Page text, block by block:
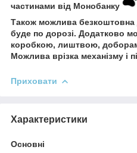
частинами від Монобанку
Також можлива безкоштовна
буде по дорозі. Додатково
коробкою, лиштвою,
Можлива врізка механізму і
Приховати
Характеристики
Основні